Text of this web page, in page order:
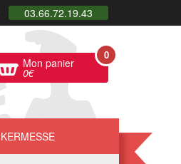
03.66.72.19.43
Mon panier
0€
0
KERMESSE